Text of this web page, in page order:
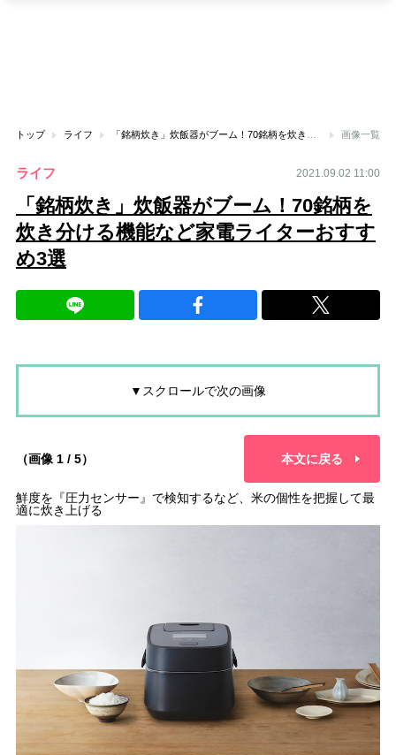
トップ ライフ 画像一覧
ライフ 2021.09.02 11:00
「銘柄炊き」炊飯器がブーム！70銘柄を
炊き分ける機能など家電ライターおすす
め3選
▼スクロールで次の画像
（画像 1 / 5） 本文に戻る
鮮度を『圧力センサー』で検知するなど、米の個性を把握して最
適に炊き上げる